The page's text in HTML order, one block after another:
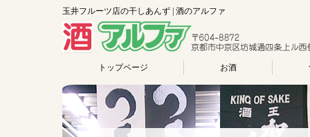
玉井フルーツ店の干しあんず | 酒のアルファ
トップページ お酒